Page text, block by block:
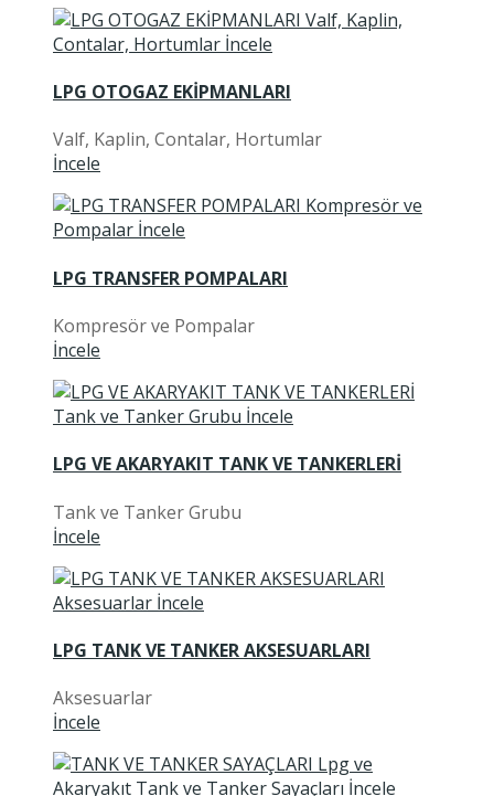
LPG OTOGAZ EKİPMANLARI
Valf, Kaplin, Contalar, Hortumlar
İncele
LPG TRANSFER POMPALARI
Kompresör ve Pompalar
İncele
LPG VE AKARYAKIT TANK VE TANKERLERİ
Tank ve Tanker Grubu
İncele
LPG TANK VE TANKER AKSESUARLARI
Aksesuarlar
İncele